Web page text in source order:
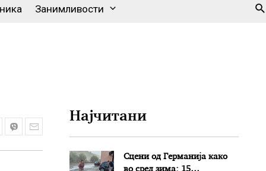
Занимливости
Најчитани
Сцени од Германија како
во сред зима: 15